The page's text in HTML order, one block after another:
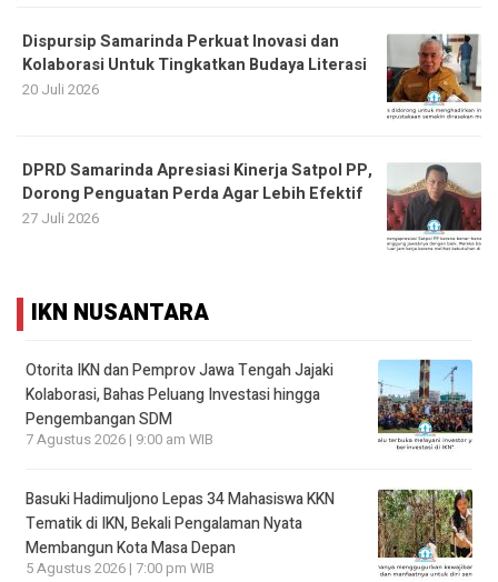
Dispursip Samarinda Perkuat Inovasi dan
Kolaborasi Untuk Tingkatkan Budaya Literasi
20 Juli 2026
DPRD Samarinda Apresiasi Kinerja Satpol PP,
Dorong Penguatan Perda Agar Lebih Efektif
27 Juli 2026
IKN NUSANTARA
Otorita IKN dan Pemprov Jawa Tengah Jajaki
Kolaborasi, Bahas Peluang Investasi hingga
Pengembangan SDM
7 Agustus 2026 | 9:00 am WIB
Basuki Hadimuljono Lepas 34 Mahasiswa KKN
Tematik di IKN, Bekali Pengalaman Nyata
Membangun Kota Masa Depan
5 Agustus 2026 | 7:00 pm WIB